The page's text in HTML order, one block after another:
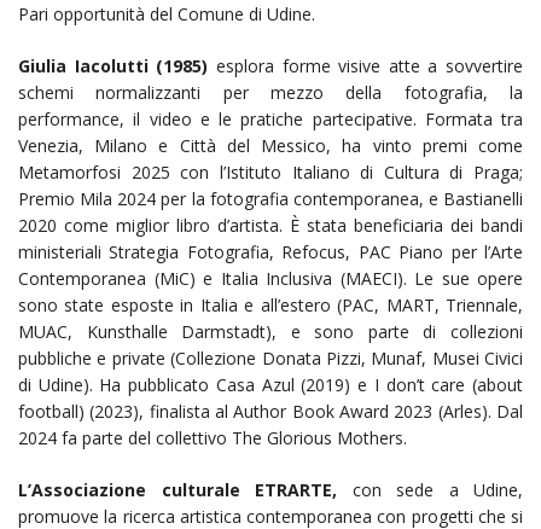
Pari opportunità del Comune di Udine.
Giulia Iacolutti (1985) esplora forme visive atte a sovvertire
schemi normalizzanti per mezzo della fotografia, la
performance, il video e le pratiche partecipative. Formata tra
Venezia, Milano e Città del Messico, ha vinto premi come
Metamorfosi 2025 con l’Istituto Italiano di Cultura di Praga;
Premio Mila 2024 per la fotografia contemporanea, e Bastianelli
2020 come miglior libro d’artista. È stata beneficiaria dei bandi
ministeriali Strategia Fotografia, Refocus, PAC Piano per l’Arte
Contemporanea (MiC) e Italia Inclusiva (MAECI). Le sue opere
sono state esposte in Italia e all’estero (PAC, MART, Triennale,
MUAC, Kunsthalle Darmstadt), e sono parte di collezioni
pubbliche e private (Collezione Donata Pizzi, Munaf, Musei Civici
di Udine). Ha pubblicato Casa Azul (2019) e I don’t care (about
football) (2023), finalista al Author Book Award 2023 (Arles). Dal
2024 fa parte del collettivo The Glorious Mothers.
L’Associazione culturale ETRARTE, con sede a Udine,
promuove la ricerca artistica contemporanea con progetti che si